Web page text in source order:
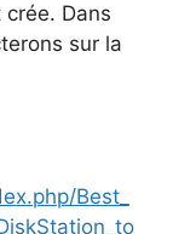
crée. Dans
sur la
Best_